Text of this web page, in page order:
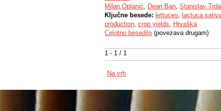
1 - 1 / 1
Milan Oplanić, Dean Ban, Stanislav
Ključne besede: lettuces, lactuca
production, crop yields, Hrvaška
Celotno besedilo (povezava drugam)
Na vrh